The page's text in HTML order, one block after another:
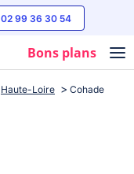
02 99 36 30 54
Bons plans
Haute-Loire Cohade